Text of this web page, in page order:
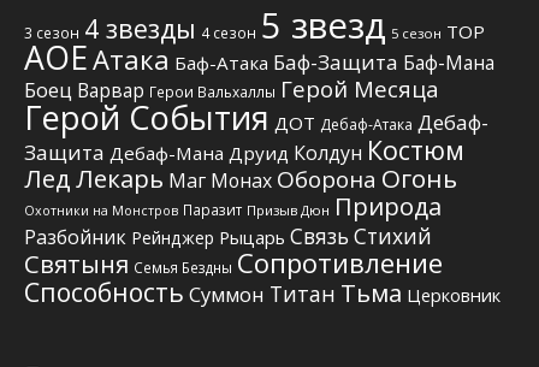
3 сезон 4 звезды 4 сезон 5 звезд 5 сезон TOP
АОЕАтака Баф-Атака Баф-Защита Баф-Мана
Боец Варвар Герои Вальхаллы Герой Месяца
Герой События ДОТ Дебаф-Атака Дебаф-
Защита Дебаф-Мана Друид Колдун Костюм
ЛедЛекарь Маг Монах Оборона Огонь
Охотники на Монстров Паразит Призыв Дюн Природа
Разбойник Рейнджер Рыцарь Связь Стихий
Святыня Семья Бездны Сопротивление
Способность Суммон Титан Тьма Церковник